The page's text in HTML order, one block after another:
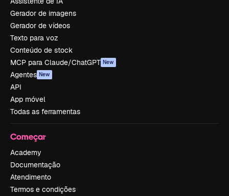
Gerador de imagens
Gerador de vídeos
Texto para voz
Conteúdo de stock
MCP para Claude/ChatGPT New
Agentes New
API
App móvel
Todas as ferramentas
Começar
Academy
Documentação
Atendimento
Termos e condições